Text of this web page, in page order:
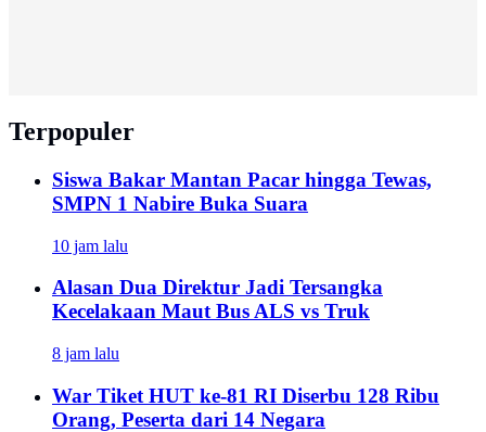
Terpopuler
Siswa Bakar Mantan Pacar hingga Tewas,
SMPN 1 Nabire Buka Suara
10 jam lalu
Alasan Dua Direktur Jadi Tersangka
Kecelakaan Maut Bus ALS vs Truk
8 jam lalu
War Tiket HUT ke-81 RI Diserbu 128 Ribu
Orang, Peserta dari 14 Negara